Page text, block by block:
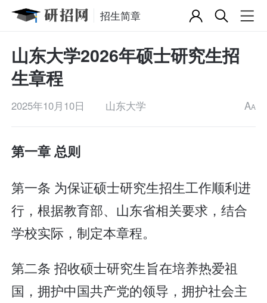
招生简章
山东大学2026年硕士研究生招
生章程
2025年10月10日 山东大学 AA
第一章 总则
第一条 为保证硕士研究生招生工作顺利进
行，根据教育部、山东省相关要求，结合
学校实际，制定本章程。
第二条 招收硕士研究生旨在培养热爱祖
国，拥护中国共产党的领导，拥护社会主